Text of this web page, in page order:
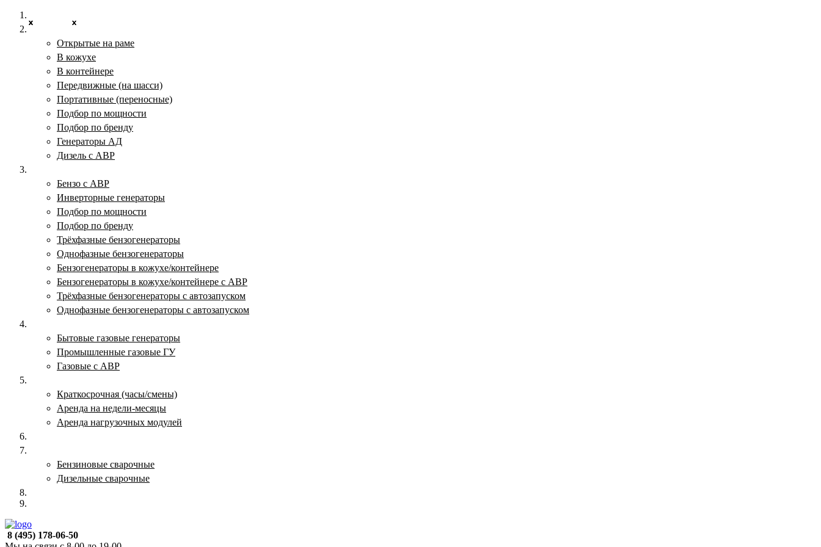
Открытые на раме
В кожухе
В контейнере
Передвижные (на шасси)
Портативные (переносные)
Подбор по мощности
Подбор по бренду
Генераторы АД
Дизель с АВР
Бензо с АВР
Инверторные генераторы
Подбор по мощности
Подбор по бренду
Трёхфазные бензогенераторы
Однофазные бензогенераторы
Бензогенераторы в кожухе/контейнере
Бензогенераторы в кожухе/контейнере с АВР
Трёхфазные бензогенераторы с автозапуском
Однофазные бензогенераторы с автозапуском
Бытовые газовые генераторы
Промышленные газовые ГУ
Газовые с АВР
Краткосрочная (часы/смены)
Аренда на недели-месяцы
Аренда нагрузочных модулей
Бензиновые сварочные
Дизельные сварочные
8 (495) 178-06-50
x x
x
x x
x
x x
x
x x
x
x x
x
x x
x